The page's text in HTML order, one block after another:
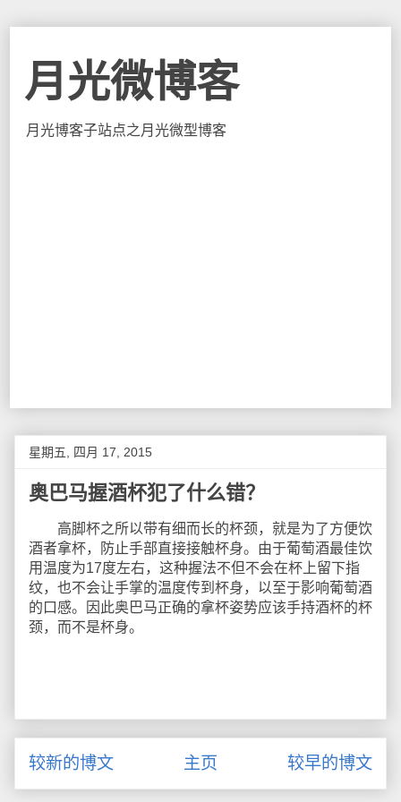
月光微博客
月光博客子站点之月光微型博客
星期五, 四月 17, 2015
奥巴马握酒杯犯了什么错？
高脚杯之所以带有细而长的杯颈，就是为了方便饮
酒者拿杯，防止手部直接接触杯身。由于葡萄酒最佳饮
用温度为17度左右，这种握法不但不会在杯上留下指
纹，也不会让手掌的温度传到杯身，以至于影响葡萄酒
的口感。因此奥巴马正确的拿杯姿势应该手持酒杯的杯
颈，而不是杯身。
较新的博文 较早的博文
主页